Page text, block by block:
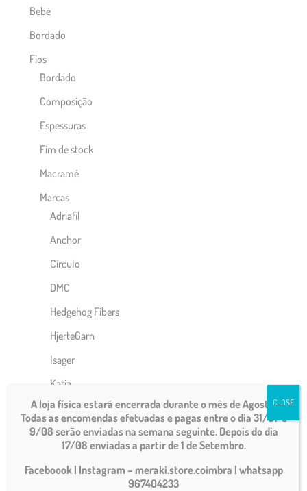
Bebé
Bordado
Fios
Bordado
Composição
Espessuras
Fim de stock
Macramé
Marcas
Adriafil
Anchor
Círculo
DMC
Hedgehog Fibers
HjerteGarn
Isager
Katia
Lana Grossa
Malabrigo
A loja física estará encerrada durante o mês de Agosto.
Todas as encomendas efetuadas e pagas entre o dia 31/07 e
9/08 serão enviadas na semana seguinte. Depois do dia
17/08 enviadas a partir de 1 de Setembro.
Faceboook | Instagram – meraki.store.coimbra | whatsapp
967404233
CLOSE